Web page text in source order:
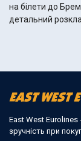
на білети до
детальний
East West Eurolines
зручність при